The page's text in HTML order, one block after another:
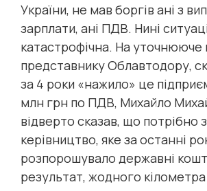
України, не мав боргів ані з
зарплати, ані ПДВ. Нині
катастрофічна. На уточнююче
представнику Облавтодору,
за 4 роки «нажило» це
млн грн по ПДВ, Михайло
відверто сказав, що потрібно
керівництво, яке за останні
розпорошувало державні
результат, жодного кілометра